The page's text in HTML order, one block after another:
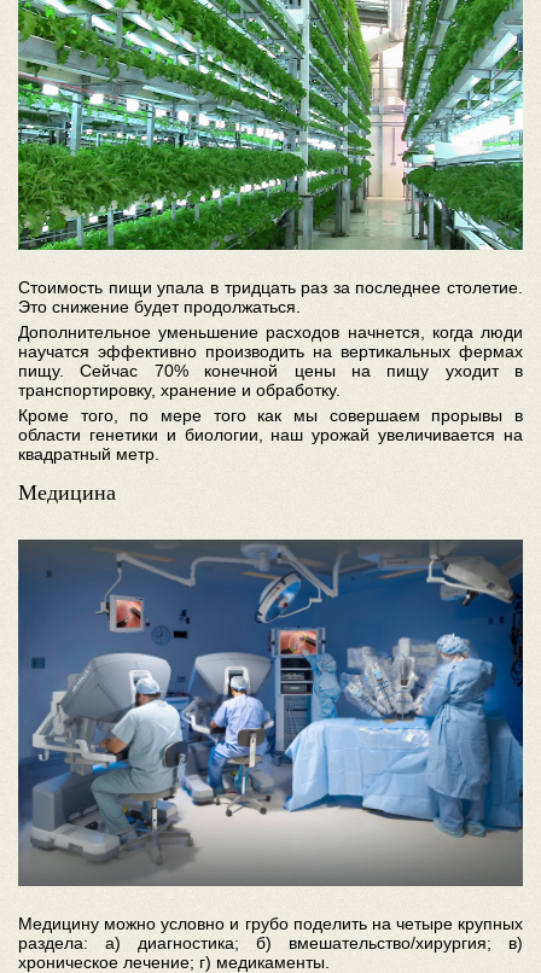
Стоимость пищи упала в тридцать раз за последнее столетие.
Это снижение будет продолжаться.
Дополнительное уменьшение расходов начнется, когда люди
научатся эффективно производить на вертикальных фермах
пищу. Сейчас 70% конечной цены на пищу уходит в
транспортировку, хранение и обработку.
Кроме того, по мере того как мы совершаем прорывы в
области генетики и биологии, наш урожай увеличивается на
квадратный метр.
Медицина
Медицину можно условно и грубо поделить на четыре крупных
раздела: а) диагностика; б) вмешательство/хирургия; в)
хроническое лечение; г) медикаменты.